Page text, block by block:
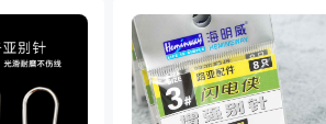
黑坑配件 黑坑钓灯 黑坑网
马口竿 路亚竿
海钓竿 海钓轮 海钓线